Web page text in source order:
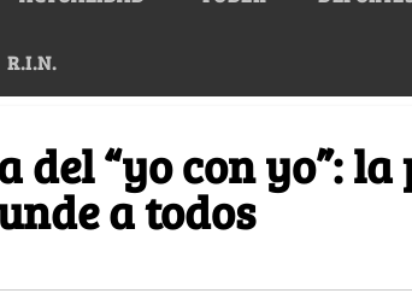
R.I.N.
del “yo con yo”:
a todos